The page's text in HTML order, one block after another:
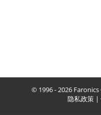
© 1996 - 2026
隐私政策 |